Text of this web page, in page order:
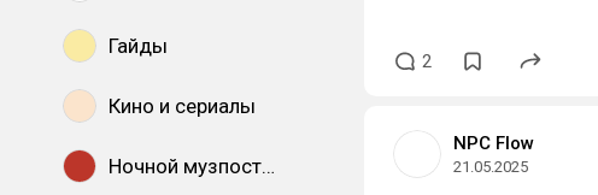
Гайды
Кино и сериалы
Ночной музпостинг
2
NPC Flow
21.05.2025